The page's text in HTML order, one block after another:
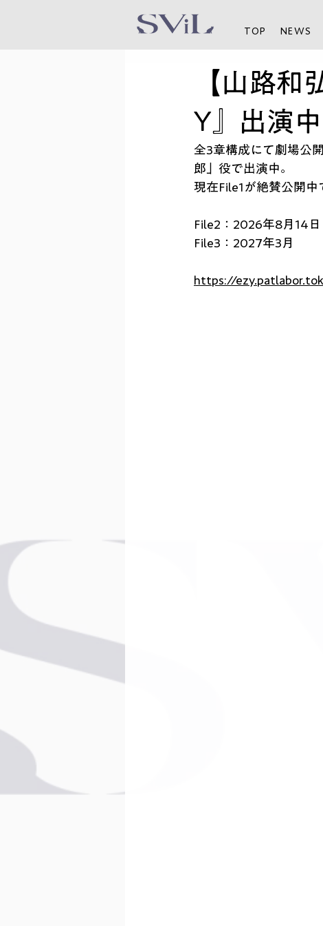
TOP NEWS
【山路和
Y』出演中
全3章構成にて劇場公
郎」役で出演中。
現在File1が絶賛公開中
File2：2026年8月14日
File3：2027年3月
https://